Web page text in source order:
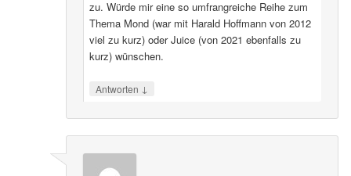
zu. Würde mir eine so umfrangreiche Reihe zum
Thema Mond (war mit Harald Hoffmann von 2012
viel zu kurz) oder Juice (von 2021 ebenfalls zu
kurz) wünschen.
Antworten ↓